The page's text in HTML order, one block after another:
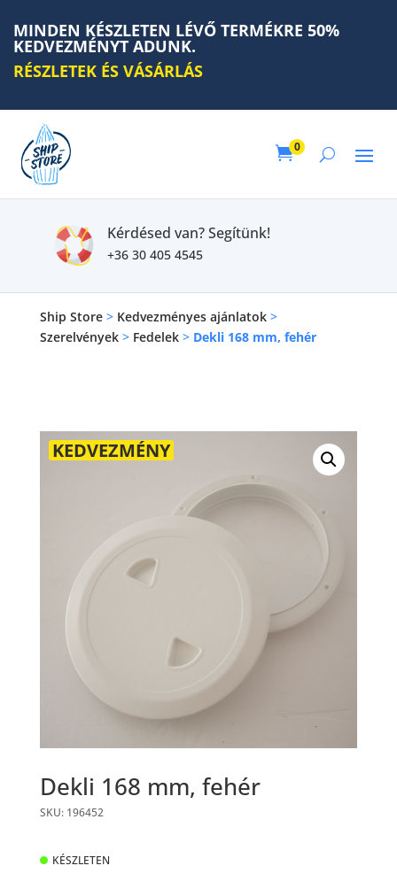
MINDEN KÉSZLETEN LÉVŐ TERMÉKRE 50%
KEDVEZMÉNYT ADUNK.
RÉSZLETEK ÉS VÁSÁRLÁS
0
Kérdésed van? Segítünk!
+36 30 405 4545
Ship Store> Kedvezményes ajánlatok>
Szerelvények> Fedelek> Dekli 168 mm, fehér
KEDVEZMÉNY
Dekli 168 mm, fehér
SKU: 196452
KÉSZLETEN